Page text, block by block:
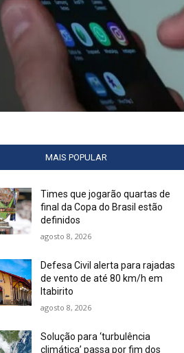
MAIS POPULAR
Times que jogarão quartas de
final da Copa do Brasil estão
definidos
agosto 8, 2026
Defesa Civil alerta para rajadas
de vento de até 80 km/h em
Itabirito
agosto 8, 2026
Solução para ‘turbulência
climática’ passa por fim dos